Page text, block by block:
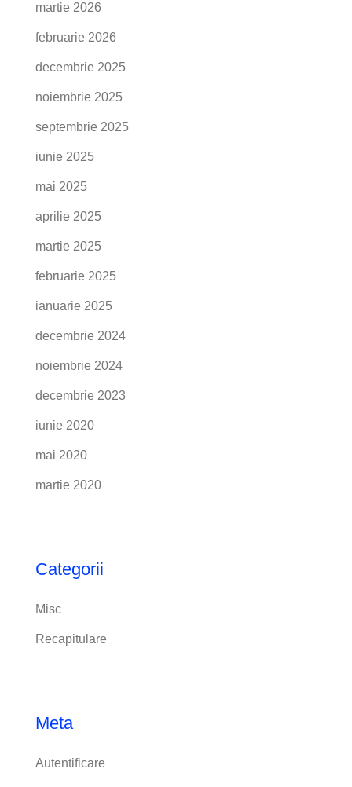
martie 2026
februarie 2026
decembrie 2025
noiembrie 2025
septembrie 2025
iunie 2025
mai 2025
aprilie 2025
martie 2025
februarie 2025
ianuarie 2025
decembrie 2024
noiembrie 2024
decembrie 2023
iunie 2020
mai 2020
martie 2020
Categorii
Misc
Recapitulare
Meta
Autentificare